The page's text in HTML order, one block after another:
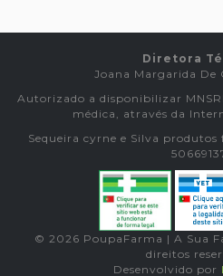
Diretora
Joana Margarida De
Autorizado a disponibilizar
médica, através da
Sequeira cyrne e Silva
© 2026 PoupaFarma | A Sua
direitos
Desenvolvido por